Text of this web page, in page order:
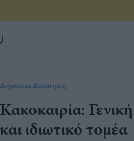
Δημόσια Διοίκηση
Κακοκαιρία:
και ιδιωτικό τομέα